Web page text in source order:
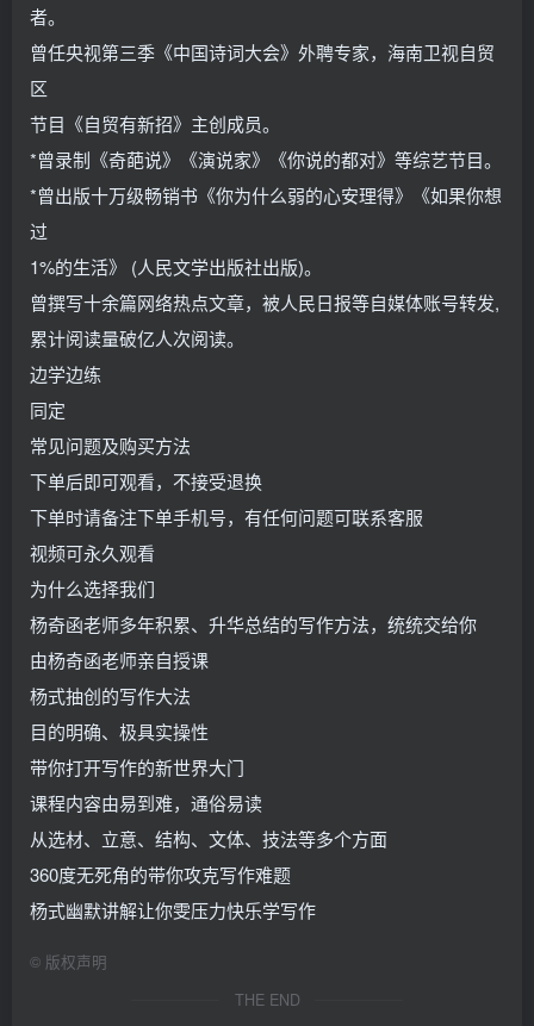
者。
曾任央视第三季《中国诗词大会》外聘专家，海南卫视自贸
区
节目《自贸有新招》主创成员。
*曾录制《奇葩说》《演说家》《你说的都对》等综艺节目。
*曾出版十万级畅销书《你为什么弱的心安理得》《如果你想
过
1%的生活》 (人民文学出版社出版)。
曾撰写十余篇网络热点文章，被人民日报等自媒体账号转发,
累计阅读量破亿人次阅读。
边学边练
同定
常见问题及购买方法
下单后即可观看，不接受退换
下单时请备注下单手机号，有任何问题可联系客服
视频可永久观看
为什么选择我们
杨奇函老师多年积累、升华总结的写作方法，统统交给你
由杨奇函老师亲自授课
杨式抽创的写作大法
目的明确、极具实操性
带你打开写作的新世界大门
课程内容由易到难，通俗易读
从选材、立意、结构、文体、技法等多个方面
360度无死角的带你攻克写作难题
杨式幽默讲解让你雯压力快乐学写作
© 版权声明
THE END